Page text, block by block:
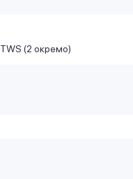
TWS (2 окремо)